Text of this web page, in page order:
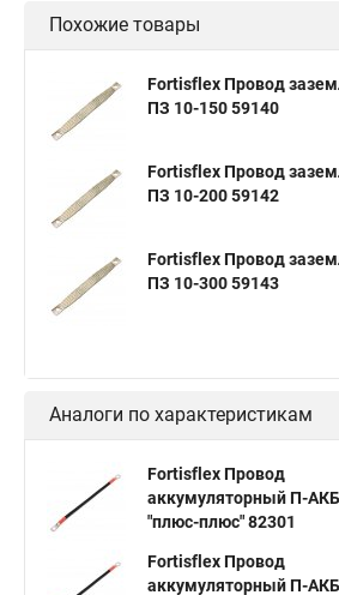
Похожие товары
Fortisflex Провод
ПЗ 10-150 59140
Fortisflex Провод
ПЗ 10-200 59142
Fortisflex Провод
ПЗ 10-300 59143
Аналоги по характеристикам
Fortisflex Провод
аккумуляторный П-
"плюс-плюс" 82301
Fortisflex Провод
аккумуляторный П-